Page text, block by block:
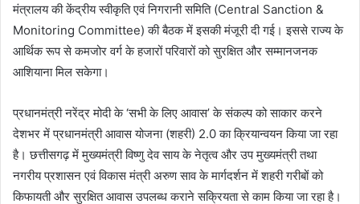
मंत्रालय की केंद्रीय स्वीकृति एवं निगरानी समिति (Central Sanction &
Monitoring Committee) की बैठक में इसकी मंजूरी दी गई। इससे राज्य के
आर्थिक रूप से कमजोर वर्ग के हजारों परिवारों को सुरक्षित और सम्मानजनक
आशियाना मिल सकेगा।
प्रधानमंत्री नरेंद्र मोदी के ‘सभी के लिए आवास’ के संकल्प को साकार करने
देशभर में प्रधानमंत्री आवास योजना (शहरी) 2.0 का क्रियान्वयन किया जा रहा
है। छत्तीसगढ़ में मुख्यमंत्री विष्णु देव साय के नेतृत्व और उप मुख्यमंत्री तथा
नगरीय प्रशासन एवं विकास मंत्री अरुण साव के मार्गदर्शन में शहरी गरीबों को
किफायती और सुरक्षित आवास उपलब्ध कराने सक्रियता से काम किया जा रहा है।